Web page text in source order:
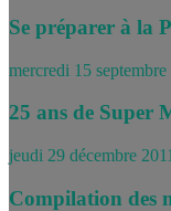
Se préparer à la
mercredi 15
25 ans de Super
jeudi 29 décembre 2011
Compilation des